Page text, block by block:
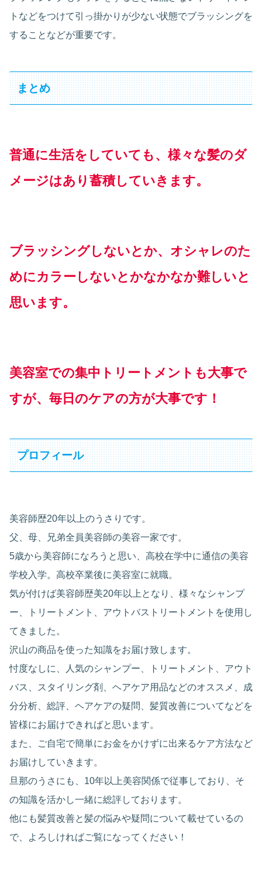
トなどをつけて引っ掛かりが少ない状態でブラッシングを
することなどが重要です。
まとめ
普通に生活をしていても、様々な髪のダ
メージはあり蓄積していきます。
ブラッシングしないとか、オシャレのた
めにカラーしないとかなかなか難しいと
思います。
美容室での集中トリートメントも大事で
すが、毎日のケアの方が大事です！
プロフィール
美容師歴20年以上のうさりです。
父、母、兄弟全員美容師の美容一家です。
5歳から美容師になろうと思い、高校在学中に通信の美容
学校入学。高校卒業後に美容室に就職。
気が付けば美容師歴美20年以上となり、様々なシャンプ
ー、トリートメント、アウトバストリートメントを使用し
てきました。
沢山の商品を使った知識をお届け致します。
忖度なしに、人気のシャンプー、トリートメント、アウト
バス、スタイリング剤、ヘアケア用品などのオススメ、成
分分析、総評、ヘアケアの疑問、髪質改善についてなどを
皆様にお届けできればと思います。
また、ご自宅で簡単にお金をかけずに出来るケア方法など
お届けしていきます。
旦那のうさにも、10年以上美容関係で従事しており、そ
の知識を活かし一緒に総評しております。
他にも髪質改善と髪の悩みや疑問について載せているの
で、よろしければご覧になってください！